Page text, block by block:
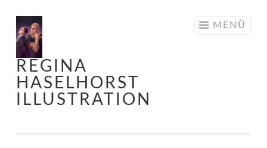
Springe
zum
Inhalt
REGINA
HASELHORST
ILLUSTRATION
MENÜ